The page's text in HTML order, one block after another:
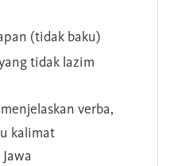
(tidak baku)
tidak lazim
verba,
kalimat